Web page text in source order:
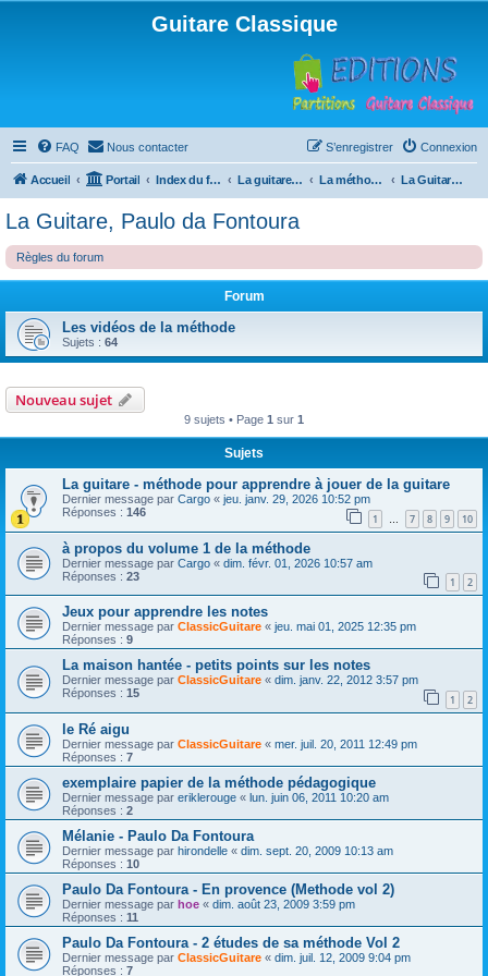
Guitare Classique
FAQ Nous contacter Connexion
S’enregistrer
Accueil Portail Index du forum La guitare : instrument, cours et théorie La méthode à Paulo La Guitare, Paulo da Fontoura
La Guitare, Paulo da Fontoura
Règles du forum
Forum
Les vidéos de la méthode
Sujets : 64
Nouveau sujet
9 sujets • Page 1 sur 1
Sujets
La guitare - méthode pour apprendre à jouer de la guitare
Dernier message par Cargo « jeu. janv. 29, 2026 10:52 pm
Réponses : 146 1 … 7 8 9 10
à propos du volume 1 de la méthode
Dernier message par Cargo « dim. févr. 01, 2026 10:57 am
Réponses : 23 1 2
Jeux pour apprendre les notes
Dernier message par ClassicGuitare « jeu. mai 01, 2025 12:35 pm
Réponses : 9
La maison hantée - petits points sur les notes
Dernier message par ClassicGuitare « dim. janv. 22, 2012 3:57 pm
Réponses : 15 1 2
le Ré aigu
Dernier message par ClassicGuitare « mer. juil. 20, 2011 12:49 pm
Réponses : 7
exemplaire papier de la méthode pédagogique
Dernier message par eriklerouge « lun. juin 06, 2011 10:20 am
Réponses : 2
Mélanie - Paulo Da Fontoura
Dernier message par hirondelle « dim. sept. 20, 2009 10:13 am
Réponses : 10
Paulo Da Fontoura - En provence (Methode vol 2)
Dernier message par hoe « dim. août 23, 2009 3:59 pm
Réponses : 11
Paulo Da Fontoura - 2 études de sa méthode Vol 2
Dernier message par ClassicGuitare « dim. juil. 12, 2009 9:04 pm
Réponses : 7